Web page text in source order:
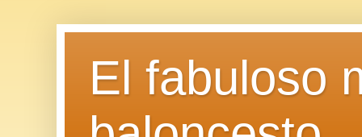
El fabuloso